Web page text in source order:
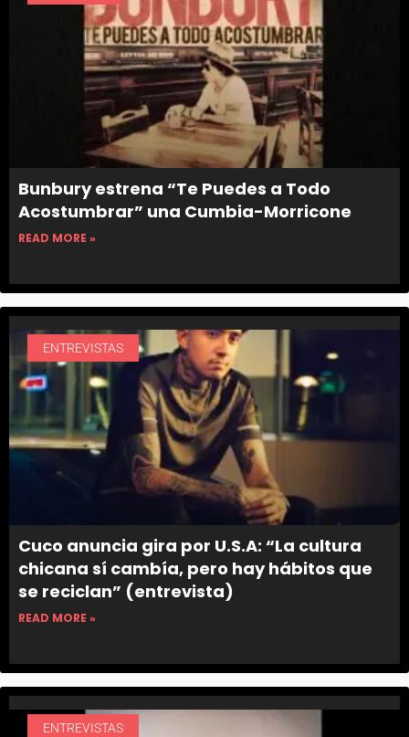
Bunbury estrena “Te Puedes a Todo
Acostumbrar” una Cumbia-Morricone
READ MORE »
ENTREVISTAS
Cuco anuncia gira por U.S.A: “La cultura
chicana sí cambía, pero hay hábitos que
se reciclan” (entrevista)
READ MORE »
ENTREVISTAS